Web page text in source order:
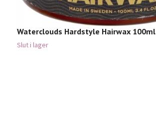
Waterclouds Hardstyle Hairwax 100ml
Slut i lager